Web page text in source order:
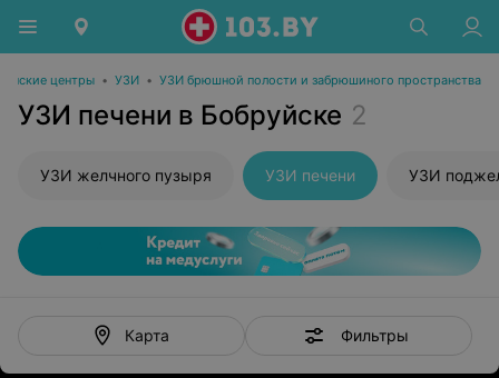
центры • УЗИ • УЗИ брюшной полости и забрюшиного пространства
УЗИ печени в Бобруйске 2
УЗИ желчного пузыря УЗИ печени УЗИ
Карта Фильтры